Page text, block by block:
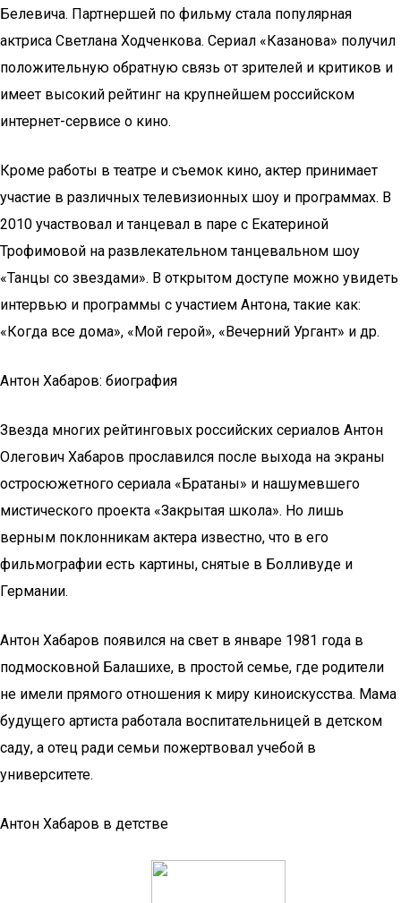
Белевича. Партнершей по фильму стала популярная
актриса Светлана Ходченкова. Сериал «Казанова» получил
положительную обратную связь от зрителей и критиков и
имеет высокий рейтинг на крупнейшем российском
интернет-сервисе о кино.
Кроме работы в театре и съемок кино, актер принимает
участие в различных телевизионных шоу и программах. В
2010 участвовал и танцевал в паре с Екатериной
Трофимовой на развлекательном танцевальном шоу
«Танцы со звездами». В открытом доступе можно увидеть
интервью и программы с участием Антона, такие как:
«Когда все дома», «Мой герой», «Вечерний Ургант» и др.
Антон Хабаров: биография
Звезда многих рейтинговых российских сериалов Антон
Олегович Хабаров прославился после выхода на экраны
остросюжетного сериала «Братаны» и нашумевшего
мистического проекта «Закрытая школа». Но лишь
верным поклонникам актера известно, что в его
фильмографии есть картины, снятые в Болливуде и
Германии.
Антон Хабаров появился на свет в январе 1981 года в
подмосковной Балашихе, в простой семье, где родители
не имели прямого отношения к миру киноискусства. Мама
будущего артиста работала воспитательницей в детском
саду, а отец ради семьи пожертвовал учебой в
университете.
Антон Хабаров в детстве